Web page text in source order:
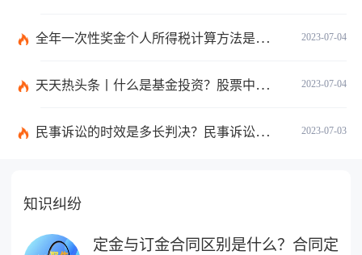
2023-07-04
全年一次性奖金个人所得税计算方法是什么？个税专项附加扣除如何界定？
2023-07-04
天天热头条丨什么是基金投资？股票中的价值投资是什么意思？
2023-07-03
民事诉讼的时效是多长判决？民事诉讼的诉讼费用计算-天天简讯
知识纠纷
定金与订金合同区别是什么？合同定